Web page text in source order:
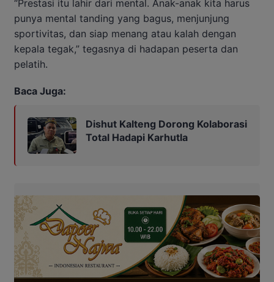
“Prestasi itu lahir dari mental. Anak-anak kita harus
punya mental tanding yang bagus, menjunjung
sportivitas, dan siap menang atau kalah dengan
kepala tegak,” tegasnya di hadapan peserta dan
pelatih.
Baca Juga:
Dishut Kalteng Dorong Kolaborasi
Total Hadapi Karhutla